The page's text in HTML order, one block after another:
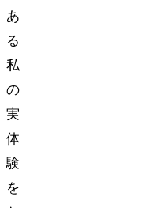
あ
る
私
の
実
体
験
を